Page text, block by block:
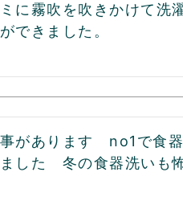
に霧吹を吹きかけて洗
できました。
があります　no1で食
した　冬の食器洗いも